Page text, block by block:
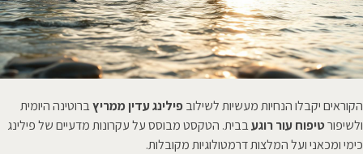
הקוראים יקבלו הנחיות מעשיות לשילובפילינג עדין ממריץברוטינה היומית
ולשיפורטיפוח עור רוגעבבית. הטקסט מבוסס על עקרונות מדעיים של פילינג
כימי ומכאני ועל המלצות דרמטולוגיות מקובלות.